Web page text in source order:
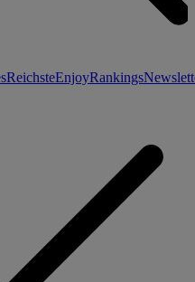
ReichsteEnjoyRankings